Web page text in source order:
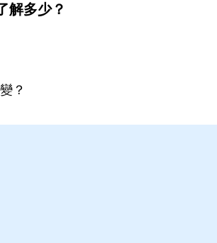
解多少？
？